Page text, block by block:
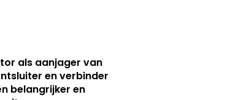
als aanjager van
en verbinder
belangrijker en